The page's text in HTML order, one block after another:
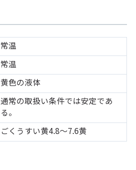
常温
常温
黄色の液体
通常の取扱い条件では安定であ
る。
ごくうすい黄4.8～7.6黄